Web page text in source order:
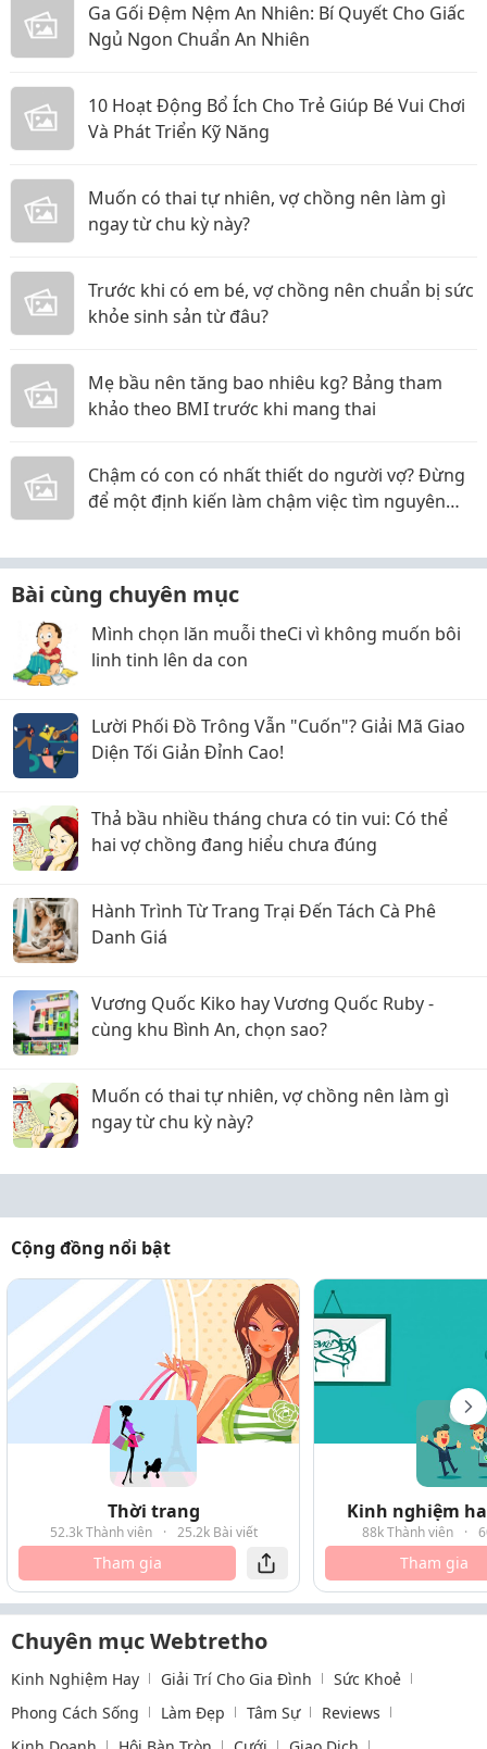
Ga Gối Đệm Nệm An Nhiên: Bí Quyết Cho Giấc
Ngủ Ngon Chuẩn An Nhiên
10 Hoạt Động Bổ Ích Cho Trẻ Giúp Bé Vui Chơi
Và Phát Triển Kỹ Năng
Muốn có thai tự nhiên, vợ chồng nên làm gì
ngay từ chu kỳ này?
Trước khi có em bé, vợ chồng nên chuẩn bị sức
khỏe sinh sản từ đâu?
Mẹ bầu nên tăng bao nhiêu kg? Bảng tham
khảo theo BMI trước khi mang thai
Chậm có con có nhất thiết do người vợ? Đừng
để một định kiến làm chậm việc tìm nguyên
Bài cùng chuyên mục
Mình chọn lăn muỗi theCi vì không muốn bôi
linh tinh lên da con
Lười Phối Đồ Trông Vẫn "Cuốn"? Giải Mã Giao
Diện Tối Giản Đỉnh Cao!
Thả bầu nhiều tháng chưa có tin vui: Có thể
hai vợ chồng đang hiểu chưa đúng
Hành Trình Từ Trang Trại Đến Tách Cà Phê
Danh Giá
Vương Quốc Kiko hay Vương Quốc Ruby -
cùng khu Bình An, chọn sao?
Muốn có thai tự nhiên, vợ chồng nên làm gì
ngay từ chu kỳ này?
Cộng đồng nổi bật
Thời trang
52.3k Thành viên · 25.2k Bài viết
Tham gia
Kinh nghiệm
88k Thành viên ·
Tham gia
Chuyên mục Webtretho
Kinh Nghiệm Hay Giải Trí Cho Gia Đình
Sức Khoẻ
Phong Cách Sống
Làm Đẹp Tâm Sự
Reviews